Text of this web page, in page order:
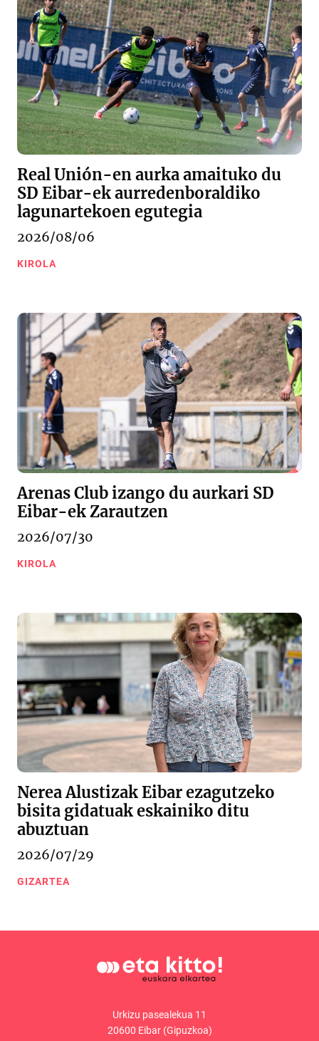
Real Unión-en aurka amaituko du
SD Eibar-ek aurredenboraldiko
lagunartekoen egutegia
2026/08/06
KIROLA
Arenas Club izango du aurkari SD
Eibar-ek Zarautzen
2026/07/30
KIROLA
Nerea Alustizak Eibar ezagutzeko
bisita gidatuak eskainiko ditu
abuztuan
2026/07/29
GIZARTEA
Urkizu pasealekua 11
20600 Eibar (Gipuzkoa)